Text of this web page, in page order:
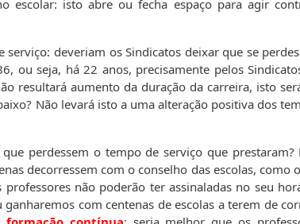
escolar: isto abre ou fecha espaço para agir
deveriam os Sindicatos deixar que se
ou seja, há 22 anos, precisamente pelos
resultará aumento da duração da carreira, isto
Não levará isto a uma alteração positiva dos
perdessem o tempo de serviço que prestaram?
decorressem com o conselho das escolas, como
não poderão ter assinaladas no seu
com centenas de escolas a terem de